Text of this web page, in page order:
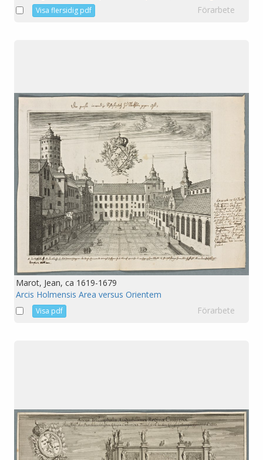
Visa flersidig pdf Förarbete
Marot, Jean, ca 1619-1679
Arcis Holmensis Area versus Orientem
Visa pdf Förarbete